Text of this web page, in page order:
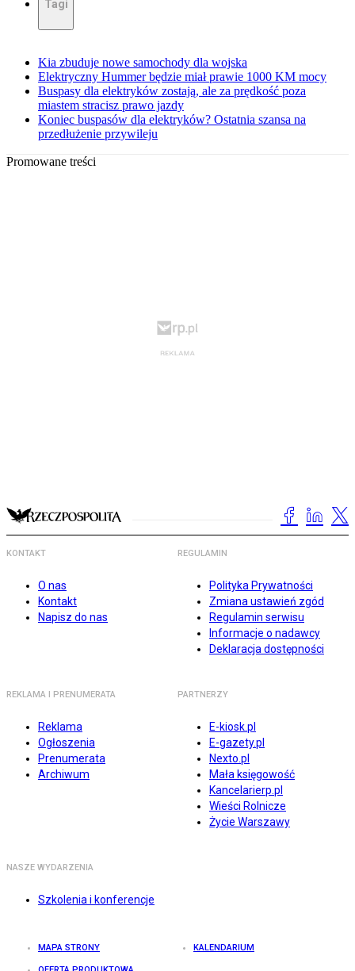
Tagi
Kia zbuduje nowe samochody dla wojska
Elektryczny Hummer będzie miał prawie 1000 KM mocy
Buspasy dla elektryków zostają, ale za prędkość poza
miastem stracisz prawo jazdy
Koniec buspasów dla elektryków? Ostatnia szansa na
przedłużenie przywileju
Promowane treści
KONTAKT
O nas
Kontakt
Napisz do nas
REGULAMIN
Polityka Prywatności
Zmiana ustawień zgód
Regulamin serwisu
Informacje o nadawcy
Deklaracja dostępności
REKLAMA I PRENUMERATA
Reklama
Ogłoszenia
Prenumerata
Archiwum
PARTNERZY
E-kiosk.pl
E-gazety.pl
Nexto.pl
Mała księgowość
Kancelarierp.pl
Wieści Rolnicze
Życie Warszawy
NASZE WYDARZENIA
Szkolenia i konferencje
MAPA STRONY KALENDARIUM